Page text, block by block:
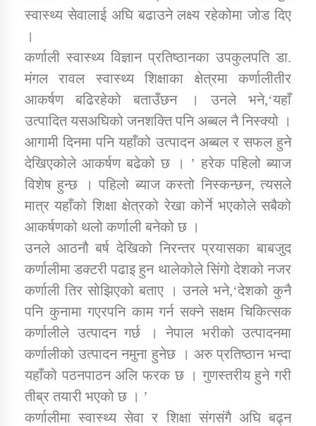
स्वास्थ्य सेवालाई अघि बढाउने लक्ष्य रहेकोमा जोड दिए
।
कर्णाली स्वास्थ्य विज्ञान प्रतिष्ठानका उपकुलपति डा.
मंगल रावल स्वास्थ्य शिक्षाका क्षेत्रमा कर्णालीतीर
आकर्षण बढिरहेको बताउँछन । उनले भने,‘यहाँ
उत्पादित यसअघिको जनशक्ति पनि अब्बल नै निस्क्यो ।
आगामी दिनमा पनि यहाँको उत्पादन अब्बल र सफल हुने
देखिएकोले आकर्षण बढेको छ । ’ हरेक पहिलो ब्याज
विशेष हुन्छ । पहिलो ब्याज कस्तो निस्कन्छन, त्यसले
मात्र यहाँको शिक्षा क्षेत्रको रेखा कोर्ने भएकोले सबैको
आकर्षणको थलो कर्णाली बनेको छ ।
उनले आठनौ बर्ष देखिको निरन्तर प्रयासका बाबजुद
कर्णालीमा डक्टरी पढाइ हुन थालेकोले सिंगो देशको नजर
कर्णाली तिर सोझिएको बताए । उनले भने,‘देशको कुनै
पनि कुनामा गएरपनि काम गर्न सक्ने सक्षम चिकित्सक
कर्णालीले उत्पादन गर्छ । नेपाल भरीको उत्पादनमा
कर्णालीको उत्पादन नमुना हुनेछ । अरु प्रतिष्ठान भन्दा
यहाँको पठनपाठन अलि फरक छ । गुणस्तरीय हुने गरी
तीब्र तयारी भएको छ । ’
कर्णालीमा स्वास्थ्य सेवा र शिक्षा संगसंगै अघि बढ्न